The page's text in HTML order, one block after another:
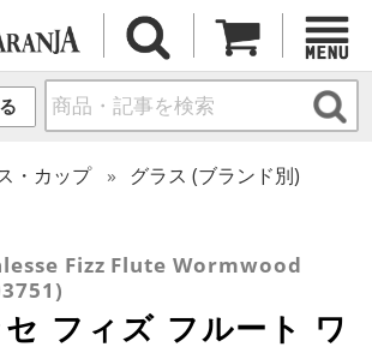
・カップ
グラス (ブランド別)
ラス
Fizz Flute Wormwood
フィズ フルート ワ